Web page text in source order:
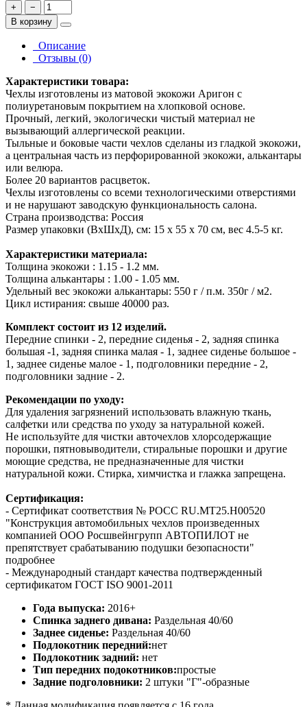
+
−
В корзину
Описание
Отзывы (0)
Характеристики товара:
Чехлы изготовлены из матовой экокожи Аригон с
полиуретановым покрытием на хлопковой основе.
Прочный, легкий, экологически чистый материал не
вызывающий аллергической реакции.
Тыльные и боковые части чехлов сделаны из гладкой экокожи,
а центральная часть из перфорированной экокожи, алькантары
или велюра.
Более 20 вариантов расцветок.
Чехлы изготовлены со всеми технологическими отверстиями
и не нарушают заводскую функциональность салона.
Страна производства: Россия
Размер упаковки (ВхШхД), см: 15 x 55 x 70 см, вес 4.5-5 кг.
Характеристики материала:
Толщина экокожи : 1.15 - 1.2 мм.
Толщина алькантары : 1.00 - 1.05 мм.
Удельный вес экокожи алькантары: 550 г / п.м. 350г / м2.
Цикл истирания: свыше 40000 раз.
Комплект состоит из 12 изделий.
Передние спинки - 2, передние сиденья - 2, задняя спинка
большая -1, задняя спинка малая - 1, заднее сиденье большое -
1, заднее сиденье малое - 1, подголовники передние - 2,
подголовники задние - 2.
Рекомендации по уходу:
Для удаления загрязнений использовать влажную ткань,
салфетки или средства по уходу за натуральной кожей.
Не используйте для чистки авточехлов хлорсодержащие
порошки, пятновыводители, стиральные порошки и другие
моющие средства, не предназначенные для чистки
натуральной кожи. Стирка, химчистка и глажка запрещена.
Сертификация:
- Сертификат соответствия № РОСС RU.МТ25.Н00520
"Конструкция автомобильных чехлов произведенных
компанией ООО Росшвейнгрупп АВТОПИЛОТ не
препятствует срабатыванию подушки безопасности"
подробнее
- Международный стандарт качества подтвержденный
сертификатом ГОСТ ISO 9001-2011
Года выпуска: 2016+
Спинка заднего дивана: Раздельная 40/60
Заднее сиденье: Раздельная 40/60
Подлокотник передний:нет
Подлокотник задний: нет
Тип передних подокотников:простые
Задние подголовники: 2 штуки "Г"-образные